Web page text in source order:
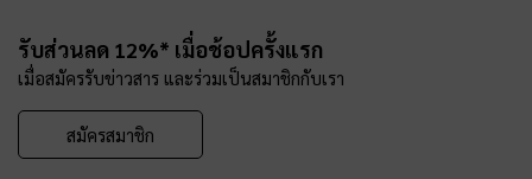
รับส่วนลด 12%* เมื่อช้อปครั้งแรก
เมื่อสมัครรับข่าวสาร และร่วมเป็นสมาชิกกับเรา
สมัครสมาชิก